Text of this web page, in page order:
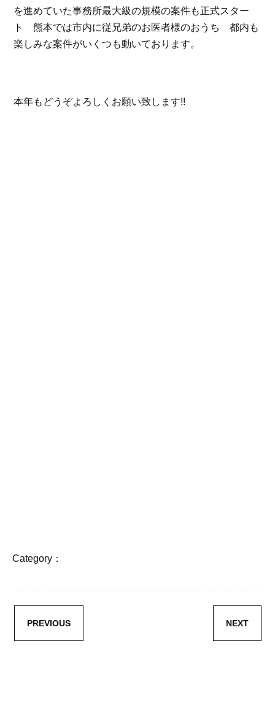
を進めていた事務所最大級の規模の案件も正式スター
ト 熊本では市内に従兄弟のお医者様のおうち 都内も
楽しみな案件がいくつも動いております。
本年もどうぞよろしくお願い致します!!
Category：
PREVIOUS NEXT